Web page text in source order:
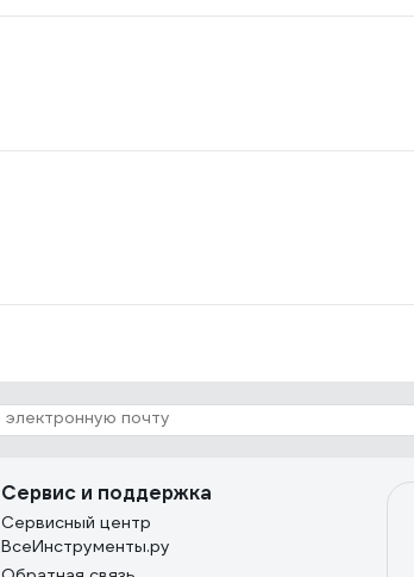
Сервис и поддержка
Сервисный центр
ВсеИнструменты.ру